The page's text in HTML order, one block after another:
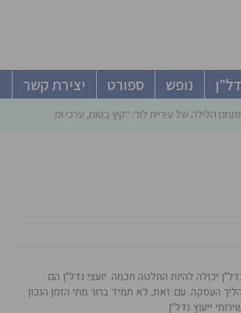
נופש ספורט יצירת קשר
הלילה של עיריית לוד: “קיץ בטוח, ערכי ומהנה”
יכולה להיות החלטה חכמה. יועצי נדל”ן הם
העסקה. עם זאת, לא תמיד ברור מתי הזמן הנכון
ייעוץ נדל”ן.